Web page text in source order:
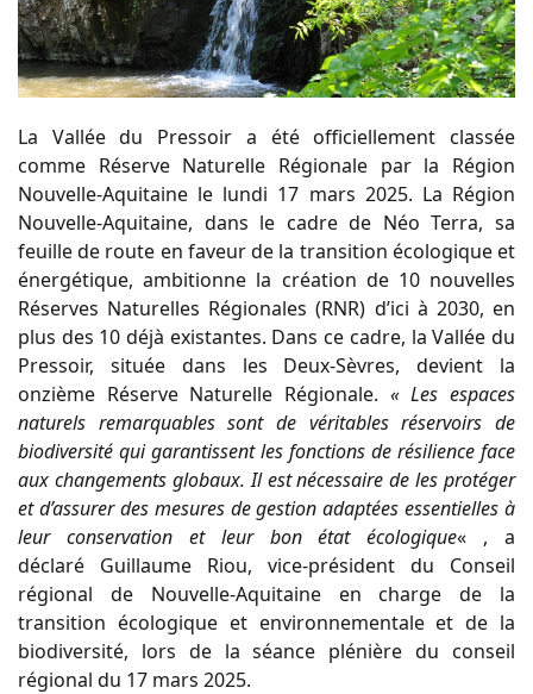
La Vallée du Pressoir a été officiellement classée
comme Réserve Naturelle Régionale par la Région
Nouvelle-Aquitaine le lundi 17 mars 2025. La Région
Nouvelle-Aquitaine, dans le cadre de Néo Terra, sa
feuille de route en faveur de la transition écologique et
énergétique, ambitionne la création de 10 nouvelles
Réserves Naturelles Régionales (RNR) d’ici à 2030, en
plus des 10 déjà existantes. Dans ce cadre, la Vallée du
Pressoir, située dans les Deux-Sèvres, devient la
onzième Réserve Naturelle Régionale. « Les espaces
naturels remarquables sont de véritables réservoirs de
biodiversité qui garantissent les fonctions de résilience face
aux changements globaux. Il est nécessaire de les protéger
et d’assurer des mesures de gestion adaptées essentielles à
leur conservation et leur bon état écologique« , a
déclaré Guillaume Riou, vice-président du Conseil
régional de Nouvelle-Aquitaine en charge de la
transition écologique et environnementale et de la
biodiversité, lors de la séance plénière du conseil
régional du 17 mars 2025.